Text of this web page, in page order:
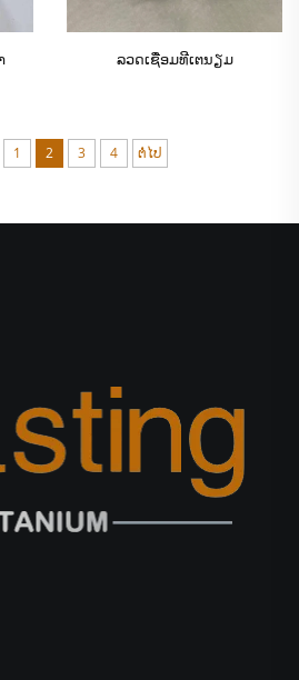
ລວດເຊື່ອມທີເຕນຽມ
1 2 3 4 ຕໍ່ໄປ